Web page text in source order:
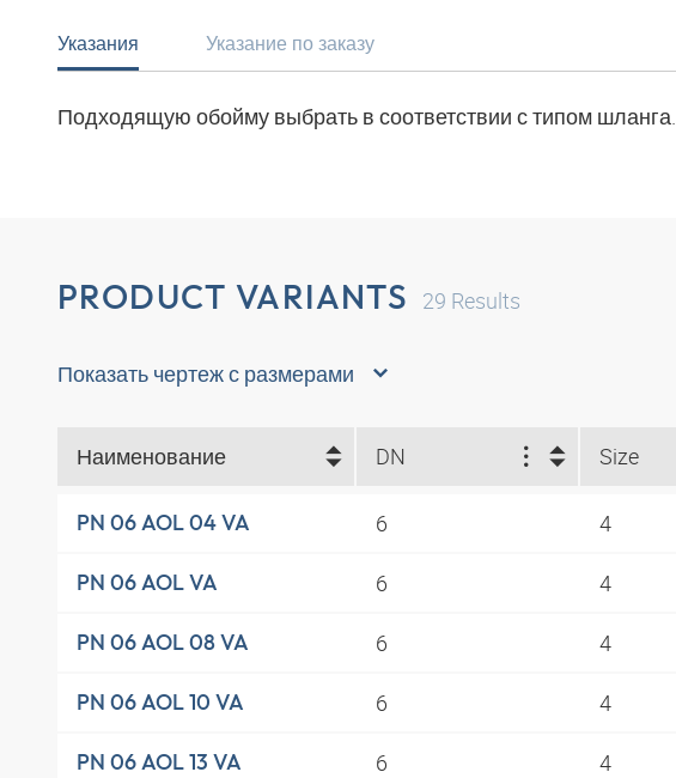
Указания
Подходящую обойму выбрать в соответствии с типом шланга.
Указание по заказу
PRODUCT VARIANTS 29 Results
Показать чертеж с размерами
Наименование DN Size
PN 06 AOL 04 VA 6 4
PN 06 AOL VA 6 4
PN 06 AOL 08 VA 6 4
PN 06 AOL 10 VA 6 4
PN 06 AOL 13 VA 6 4